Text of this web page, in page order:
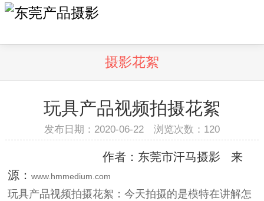
摄影花絮
玩具产品视频拍摄花絮
发布日期：2020-06-22 浏览次数： 120
作者：东莞市汗马摄影 来
源：www.hmmedium.com
玩具产品视频拍摄花絮：今天拍摄的是模特在讲解怎